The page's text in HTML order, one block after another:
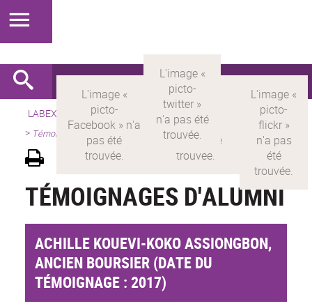
LABEX > LABEX MILYON Version française
Présentation
> Témoignages d'alumni
TÉMOIGNAGES D'ALUMNI
ACHILLE KOUEVI-KOKO ASSIONGBON,
ANCIEN BOURSIER (DATE DU
TÉMOIGNAGE : 2017)